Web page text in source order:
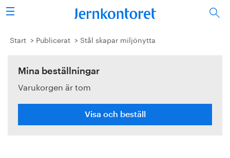
Sök
Stålindustrin
Vision 2050
Forskning/utbildning
Start Publicerat Stål skapar miljönytta
Mina beställningar
Varukorgen är tom
Visa och beställ